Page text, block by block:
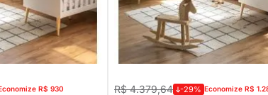
Pés Retrô Natural -
+ Guarda-
R$ 930
Kit Quarto Theo com Pés Retrô
Berço+ Cômoda 3 Gavetas e 1
Guarda-Roupa 2 Portas - Branco
R$ 4.379,64 -29% Economize R$